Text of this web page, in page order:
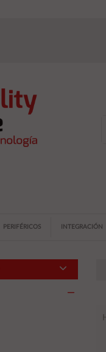
PERIFÉRICOS INTEGRACIÓN